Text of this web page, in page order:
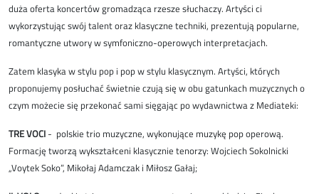
duża oferta koncertów gromadząca rzesze słuchaczy. Artyści ci
wykorzystując swój talent oraz klasyczne techniki, prezentują popularne,
romantyczne utwory w symfoniczno-operowych interpretacjach.
Zatem klasyka w stylu pop i pop w stylu klasycznym. Artyści, których
proponujemy posłuchać świetnie czują się w obu gatunkach muzycznych o
czym możecie się przekonać sami sięgając po wydawnictwa z Mediateki:
TRE VOCI - polskie trio muzyczne, wykonujące muzykę pop operową.
Formację tworzą wykształceni klasycznie tenorzy: Wojciech Sokolnicki
„Voytek Soko”, Mikołaj Adamczak i Miłosz Gałaj;